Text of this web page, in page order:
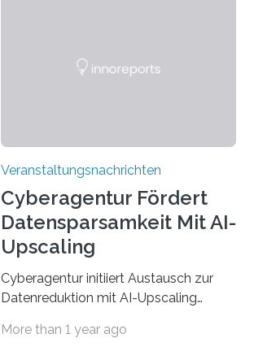
Veranstaltungsnachrichten
Cyberagentur Fördert
Datensparsamkeit Mit AI-
Upscaling
Cyberagentur initiiert Austausch zur
Datenreduktion mit AI-Upscaling
Forschungsprogramm DDK –
More than 1 year ago